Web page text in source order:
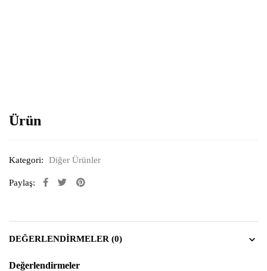
Ürün
Kategori: Diğer Ürünler
Paylaş:
DEĞERLENDIRMELER (0)
Değerlendirmeler